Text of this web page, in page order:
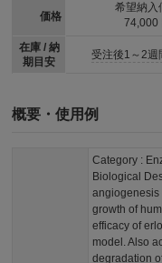
価格
在庫 / 納
期目安
希望納入
74,000
受注後1～2
概要・使用例
Category :
Biological
angiogenesis
growth of
efficacy of
model. Also
degradation